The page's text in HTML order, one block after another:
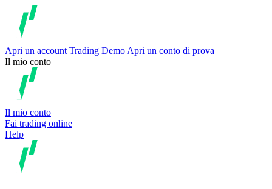
Apri un account Trading Demo Apri un conto di prova
Il mio conto
Il mio conto
Fai trading online
Help